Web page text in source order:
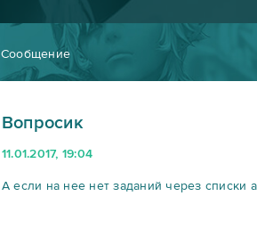
Сообщение
Вопросик
11.01.2017, 19:04
А если на нее нет заданий через списки